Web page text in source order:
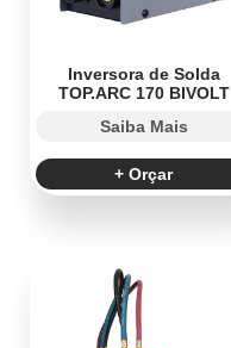
Inversora de Solda
TOP.ARC 170 BIVOLT
Saiba Mais
+ Orçar